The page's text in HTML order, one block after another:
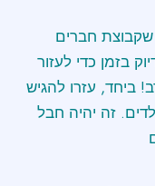
שקבוצת חברים
בזמן כדי לעזור
ביחד, עזרו להגיש
זה יהיה חבל